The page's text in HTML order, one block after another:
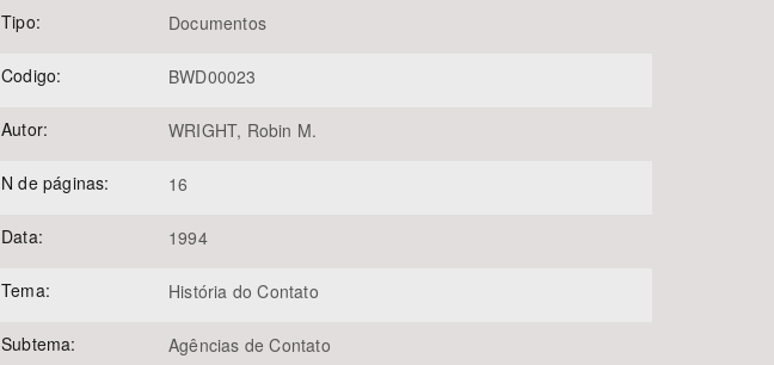
Tipo: Documentos
Codigo: BWD00023
Autor: WRIGHT, Robin M.
N de páginas: 16
Data: 1994
Tema: História do Contato
Subtema: Agências de Contato